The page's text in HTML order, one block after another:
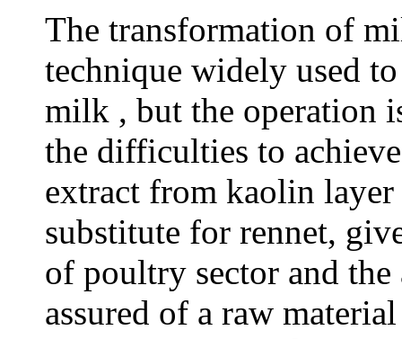
The transformation of
technique widely used
milk , but the operation
the difficulties to
extract from kaolin layer
substitute for rennet,
of poultry sector and
assured of a raw